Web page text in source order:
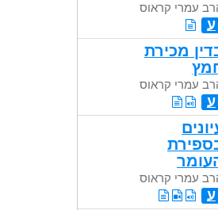
עמרי קראוס
ע
מכירת
עמרי קראוס
ע
עמרי קראוס
ע